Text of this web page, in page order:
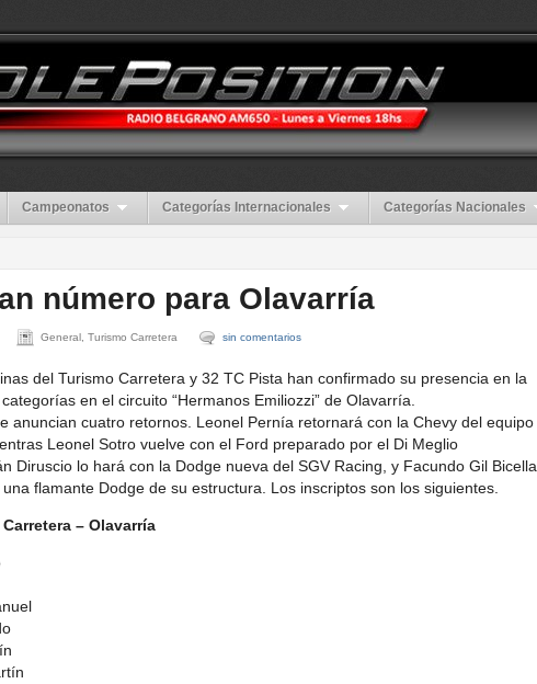
Campeonatos Categorías Internacionales Categorías Nacionales
número para Olavarría
General, Turismo Carretera sin comentarios
del Turismo Carretera y 32 TC Pista han confirmado su presencia en la
en el circuito “Hermanos Emiliozzi” de Olavarría.
anuncian cuatro retornos. Leonel Pernía retornará con la Chevy del equipo
Leonel Sotro vuelve con el Ford preparado por el Di Meglio
Diruscio lo hará con la Dodge nueva del SGV Racing, y Facundo Gil Bicella
flamante Dodge de su estructura. Los inscriptos son los siguientes.
– Olavarría